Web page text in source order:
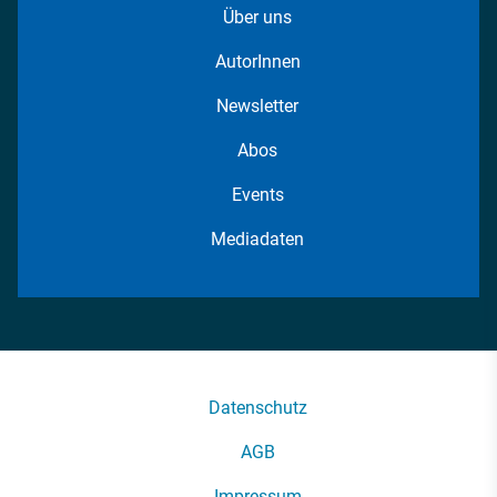
Über uns
AutorInnen
Newsletter
Abos
Events
Mediadaten
Datenschutz
AGB